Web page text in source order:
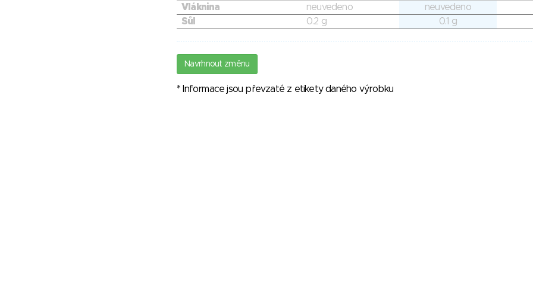
Vláknina
neuvedeno
neuvedeno
Sůl
0.2 g 0.1 g
Navrhnout změnu
* Informace jsou převzaté z etikety daného výrobku